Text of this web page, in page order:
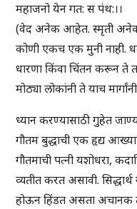
महाजनो येन गत: स पंथ:।।
(वेद अनेक आहेत. स्मृती अनेक
कोणी एकच एक मुनी नाही.
धारणा किंवा चिंतन करून ते
मोठ्या लोकांनी ते याच
ध्यान करण्यासाठी गुहेत
गौतम बुद्धाची एक हृद्य
गौतमाची पत्नी यशोधरा,
व्यतीत करत असावी. सिद्धार्थ
होऊन हिंडत असता अचानक